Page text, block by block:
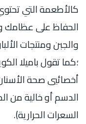
كالأطعمة التي
الحفاظ على عظامك
والجبن ومنتجات
؛كما تقول باميلا
أخصائيي صحة
الدسم أو خالية من
السعرات الحرارية).